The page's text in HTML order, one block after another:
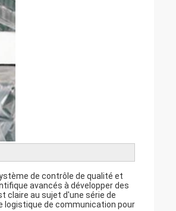
de contrôle de qualité et
avancés à développer des
claire au sujet d'une série de
logistique de communication pour